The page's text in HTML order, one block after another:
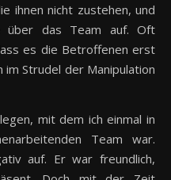
ihnen nicht zustehen, und
über das Team auf. Oft
es die Betroffenen erst
Strudel der Manipulation
mit dem ich einmal in
Team war.
auf. Er war freundlich,